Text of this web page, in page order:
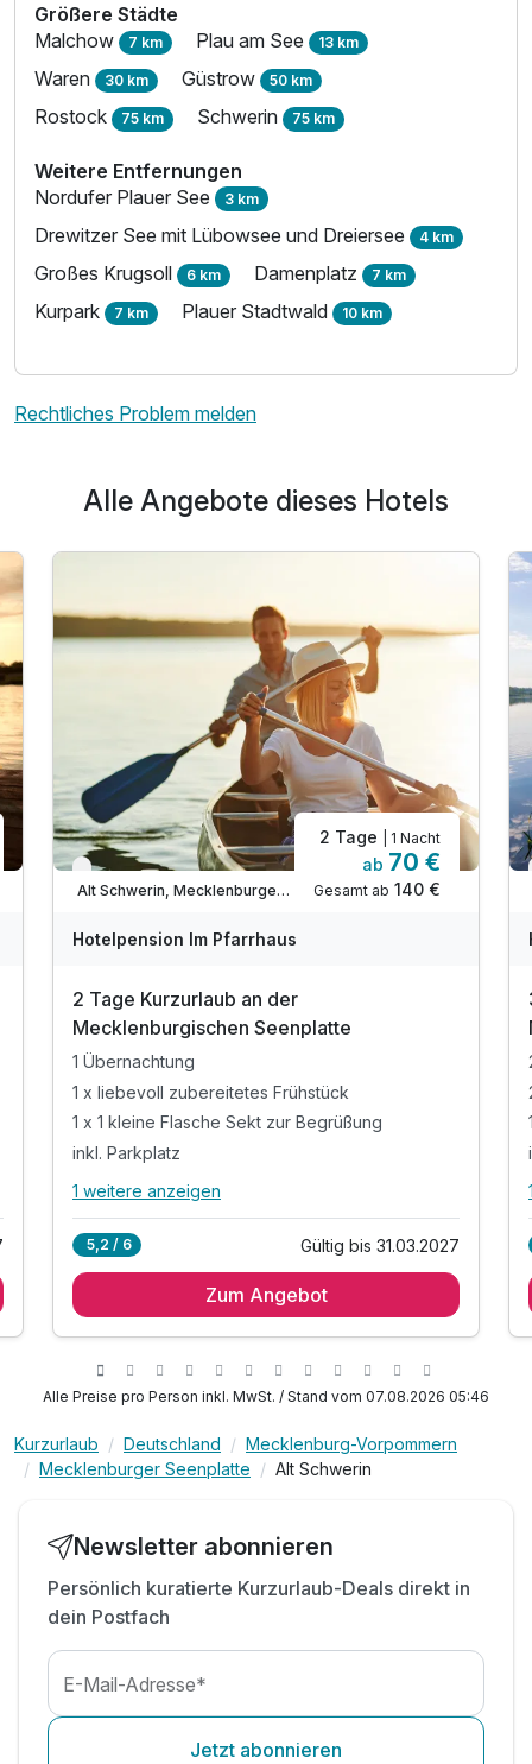
Größere Städte
Malchow 7 km Plau am See 13 km
Waren 30 km Güstrow 50 km
Rostock 75 km Schwerin 75 km
Weitere Entfernungen
Nordufer Plauer See 3 km
Drewitzer See mit Lübowsee und Dreiersee 4 km
Großes Krugsoll 6 km Damenplatz 7 km
Kurpark 7 km Plauer Stadtwald 10 km
Rechtliches Problem melden
Alle Angebote dieses Hotels
Nur noch bis Oktober
Alt Schwerin, Mecklenburger Seenplatte
2 Tage | 1 Nacht
ab 70 €
Gesamt ab 140 €
Hotelpension Im Pfarrhaus
2 Tage Kurzurlaub an der
Mecklenburgischen Seenplatte
1 Übernachtung
1 x liebevoll zubereitetes Frühstück
1 x 1 kleine Flasche Sekt zur Begrüßung
inkl. Parkplatz
Alle Inklusivleistungen
1 x liebevoll zubereitetes Frühstück
inkl. WLAN
1 weitere anzeigen
5,2 / 6 Gültig bis 31.03.2027
Zum Angebot
Alle Preise pro Person inkl. MwSt. / Stand vom 07.08.2026 05:46
Kurzurlaub Deutschland
Mecklenburg-Vorpommern
Mecklenburger Seenplatte
Alt Schwerin
Newsletter abonnieren
Persönlich kuratierte Kurzurlaub-Deals direkt in
dein Postfach
E-Mail-Adresse*
Jetzt abonnieren